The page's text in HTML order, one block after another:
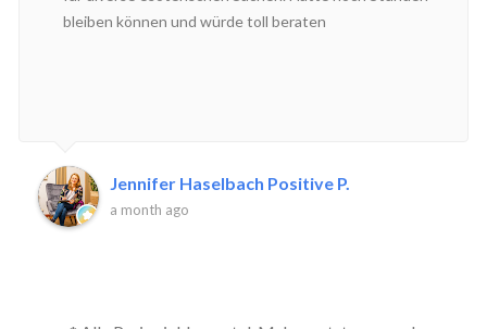
bleiben können und würde toll beraten
Jennifer Haselbach Positive P.
a month ago